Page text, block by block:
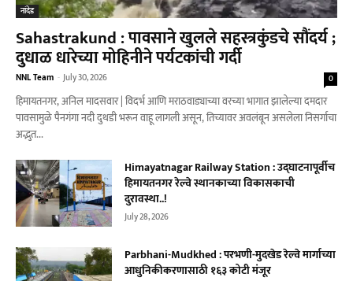
नांदेड
Sahastrakund : पावसाने खुलले सहस्त्रकुंडचे सौंदर्य ;
दुधाळ धारेच्या मोहिनीने पर्यटकांची गर्दी
NNL Team - July 30, 2026 0
हिमायतनगर, अनिल मादसवार | विदर्भ आणि मराठवाड्याच्या वरच्या भागात झालेल्या दमदार
पावसामुळे पैनगंगा नदी दुथडी भरून वाहू लागली असून, तिच्यावर अवलंबून असलेला निसर्गाचा
अद्भुत...
Himayatnagar Railway Station : उद्घाटनापूर्वीच
हिमायतनगर रेल्वे स्थानकाच्या विकासकाची
दुरावस्था..!
July 28, 2026
Parbhani-Mudkhed : परभणी-मुदखेड रेल्वे मार्गाच्या
आधुनिकीकरणासाठी १६३ कोटी मंजूर